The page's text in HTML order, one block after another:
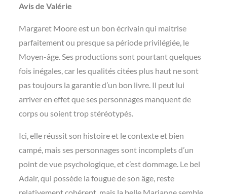
Avis de Valérie
Margaret Moore est un bon écrivain qui maitrise
parfaitement ou presque sa période privilégiée, le
Moyen-âge. Ses productions sont pourtant quelques
fois inégales, car les qualités citées plus haut ne sont
pas toujours la garantie d’un bon livre. Il peut lui
arriver en effet que ses personnages manquent de
corps ou soient trop stéréotypés.
Ici, elle réussit son histoire et le contexte et bien
campé, mais ses personnages sont incomplets d’un
point de vue psychologique, et c’est dommage. Le bel
Adair, qui possède la fougue de son âge, reste